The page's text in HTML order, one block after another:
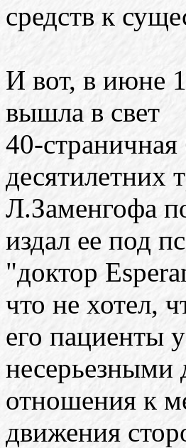
средств к
И вот, в июне
вышла в свет
40-
десятилетних
Л.Заменгофа
издал ее под
"доктор
что не хотел,
его пациенты
отношения к
движения